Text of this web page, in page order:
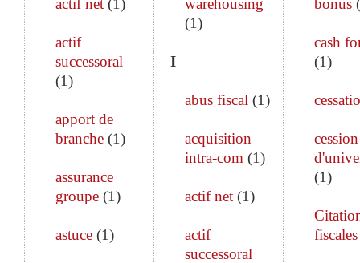
actif net (1)
actif
successoral
(1)
apport de
branche (1)
assurance
groupe (1)
astuce (1)
warehousing
(1)
I
abus fiscal (1)
acquisition
intra-com (1)
actif net(1)
actif
successoral
bonus(
cash
(1)
cession
(1)
fiscales